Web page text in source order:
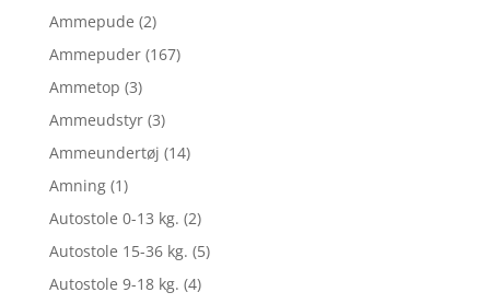
Ammepude (2)
Ammepuder (167)
Ammetop (3)
Ammeudstyr (3)
Ammeundertøj (14)
Amning (1)
Autostole 0-13 kg. (2)
Autostole 15-36 kg. (5)
Autostole 9-18 kg. (4)